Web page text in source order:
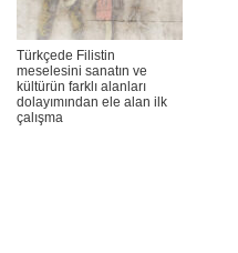
Türkçede Filistin
meselesini sanatın ve
kültürün farklı alanları
dolayımından ele alan ilk
çalışma